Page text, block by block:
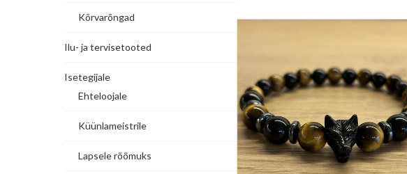
Kõrvarõngad
Ilu- ja tervisetooted
Isetegijale
Ehteloojale
Küünlameistrile
Lapsele rõõmuks